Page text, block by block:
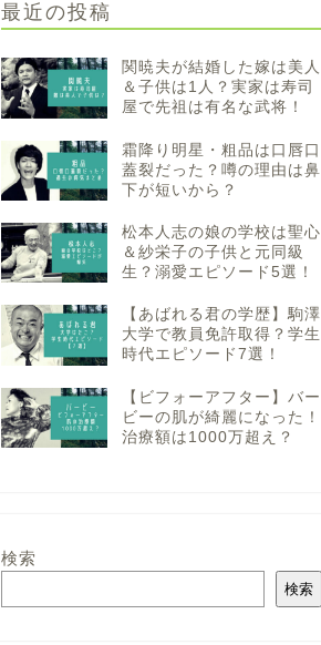
最近の投稿
関暁夫が結婚した嫁は美人
＆子供は1人？実家は寿司
屋で先祖は有名な武将！
霜降り明星・粗品は口唇口
蓋裂だった？噂の理由は鼻
下が短いから？
松本人志の娘の学校は聖心
＆紗栄子の子供と元同級
生？溺愛エピソード5選！
【あばれる君の学歴】駒澤
大学で教員免許取得？学生
時代エピソード7選！
【ビフォーアフター】バー
ビーの肌が綺麗になった！
治療額は1000万超え？
検索
検索